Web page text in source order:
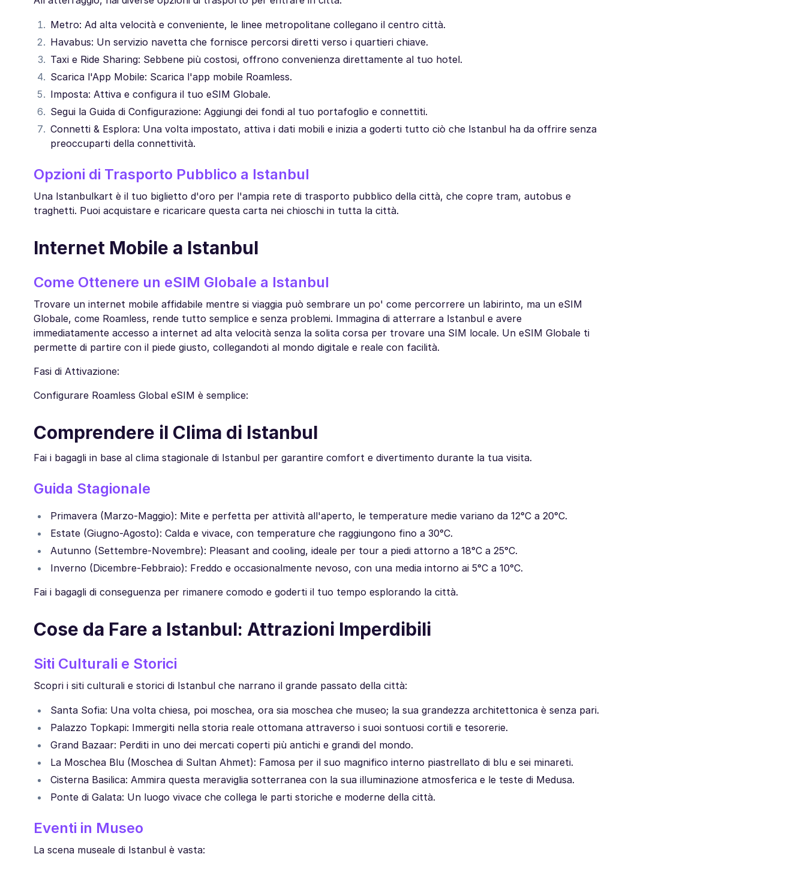
Metro: Ad alta velocità e conveniente, le linee metropolitane collegano il centro città.
Havabus: Un servizio navetta che fornisce percorsi diretti verso i quartieri chiave.
Taxi e Ride Sharing: Sebbene più costosi, offrono convenienza direttamente al tuo hotel.
Scarica l'App Mobile: Scarica l'app mobile Roamless.
Imposta: Attiva e configura il tuo eSIM Globale.
Segui la Guida di Configurazione: Aggiungi dei fondi al tuo portafoglio e connettiti.
Connetti & Esplora: Una volta impostato, attiva i dati mobili e inizia a goderti tutto ciò che Istanbul ha da offrire senza
preoccuparti della connettività.
Opzioni di Trasporto Pubblico a Istanbul
Una Istanbulkart è il tuo biglietto d'oro per l'ampia rete di trasporto pubblico della città, che copre tram, autobus e
traghetti. Puoi acquistare e ricaricare questa carta nei chioschi in tutta la città.
Internet Mobile a Istanbul
Come Ottenere un eSIM Globale a Istanbul
Trovare un internet mobile affidabile mentre si viaggia può sembrare un po' come percorrere un labirinto, ma un eSIM
Globale, come Roamless, rende tutto semplice e senza problemi. Immagina di atterrare a Istanbul e avere
immediatamente accesso a internet ad alta velocità senza la solita corsa per trovare una SIM locale. Un eSIM Globale ti
permette di partire con il piede giusto, collegandoti al mondo digitale e reale con facilità.
Fasi di Attivazione:
Configurare Roamless Global eSIM è semplice:
Comprendere il Clima di Istanbul
Fai i bagagli in base al clima stagionale di Istanbul per garantire comfort e divertimento durante la tua visita.
Guida Stagionale
Primavera (Marzo-Maggio): Mite e perfetta per attività all'aperto, le temperature medie variano da 12°C a 20°C.
Estate (Giugno-Agosto): Calda e vivace, con temperature che raggiungono fino a 30°C.
Autunno (Settembre-Novembre): Pleasant and cooling, ideale per tour a piedi attorno a 18°C a 25°C.
Inverno (Dicembre-Febbraio): Freddo e occasionalmente nevoso, con una media intorno ai 5°C a 10°C.
Fai i bagagli di conseguenza per rimanere comodo e goderti il tuo tempo esplorando la città.
Cose da Fare a Istanbul: Attrazioni Imperdibili
Siti Culturali e Storici
Scopri i siti culturali e storici di Istanbul che narrano il grande passato della città:
Santa Sofia: Una volta chiesa, poi moschea, ora sia moschea che museo; la sua grandezza architettonica è senza pari.
Palazzo Topkapi: Immergiti nella storia reale ottomana attraverso i suoi sontuosi cortili e tesorerie.
Grand Bazaar: Perditi in uno dei mercati coperti più antichi e grandi del mondo.
La Moschea Blu (Moschea di Sultan Ahmet): Famosa per il suo magnifico interno piastrellato di blu e sei minareti.
Cisterna Basilica: Ammira questa meraviglia sotterranea con la sua illuminazione atmosferica e le teste di Medusa.
Ponte di Galata: Un luogo vivace che collega le parti storiche e moderne della città.
Eventi in Museo
La scena museale di Istanbul è vasta: